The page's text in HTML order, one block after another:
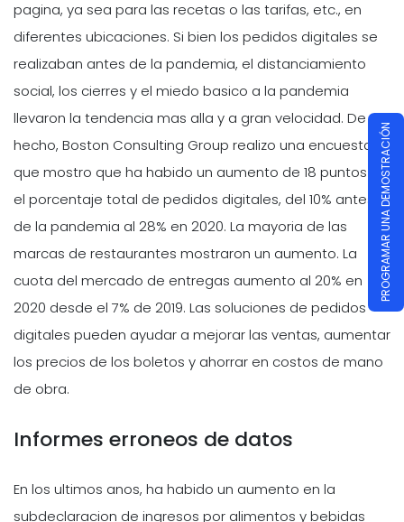
pagina, ya sea para las recetas o las tarifas, etc., en
diferentes ubicaciones. Si bien los pedidos digitales se
realizaban antes de la pandemia, el distanciamiento
social, los cierres y el miedo basico a la pandemia
llevaron la tendencia mas alla y a gran velocidad. De
hecho, Boston Consulting Group realizo una encuesta
que mostro que ha habido un aumento de 18 puntos en
el porcentaje total de pedidos digitales, del 10% antes
de la pandemia al 28% en 2020. La mayoria de las
marcas de restaurantes mostraron un aumento. La
cuota del mercado de entregas aumento al 20% en
2020 desde el 7% de 2019. Las soluciones de pedidos
digitales pueden ayudar a mejorar las ventas, aumentar
los precios de los boletos y ahorrar en costos de mano
de obra.
Informes erroneos de datos
En los ultimos anos, ha habido un aumento en la
subdeclaracion de ingresos por alimentos y bebidas
PROGRAMAR UNA DEMOSTRACIÓN